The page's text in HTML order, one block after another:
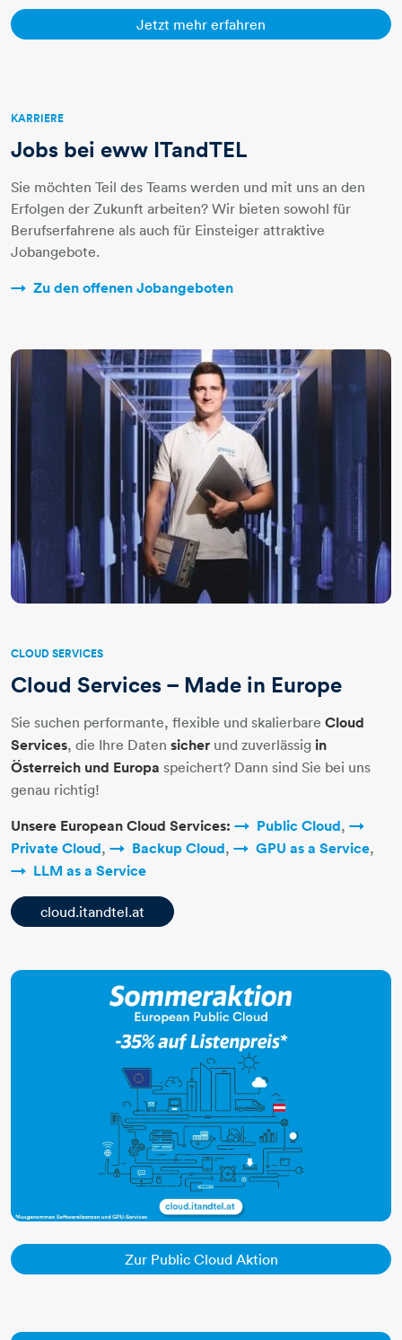
Jetzt mehr erfahren Jetzt mehr erfahren
​​​​​​​​​​​​KARRIERE
Jobs bei eww ITandTEL
Sie möchten Teil des Teams werden und mit uns an den
Erfolgen der Zukunft arbeiten? Wir bieten sowohl für
Berufserfahrene als auch für Einsteiger attraktive
Jobangebote.
Zu den offenen Jobangeboten
CLOUD SERVICES
Cloud Services – Made in Europe
Sie suchen performante, flexible und skalierbare Cloud
Services, die Ihre Daten sicher und zuverlässig in
Österreich und Europa speichert? Dann sind Sie bei uns
genau richtig!
Unsere European Cloud Services: Public Cloud,
Private Cloud, Backup Cloud, GPU as a Service,
LLM as a Service
cloud.itandtel.at​​​​​​​​​​​​​​​​​​​​​​​​​​​
Zur Public Cloud AktionZur Public Cloud